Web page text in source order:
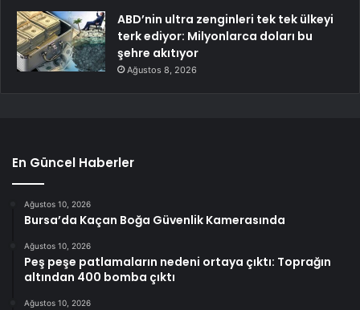
ABD’nin ultra zenginleri tek tek ülkeyi
terk ediyor: Milyonlarca doları bu
şehre akıtıyor
Ağustos 8, 2026
En Güncel Haberler
Ağustos 10, 2026
Bursa’da Kaçan Boğa Güvenlik Kamerasında
Ağustos 10, 2026
Peş peşe patlamaların nedeni ortaya çıktı: Toprağın
altından 400 bomba çıktı
Ağustos 10, 2026